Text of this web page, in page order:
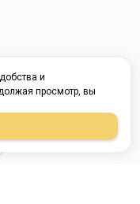
и
просмотр, вы